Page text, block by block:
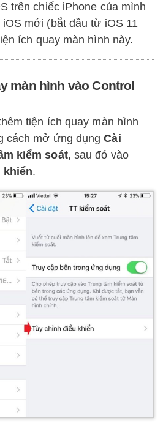
trên chiếc iPhone của mình
mới (bắt đầu từ iOS 11
ích quay màn hình này.
màn hình vào Control
tiện ích quay màn hình
cách mở ứng dụngCài
kiểm soát, sau đó vào
khiển.